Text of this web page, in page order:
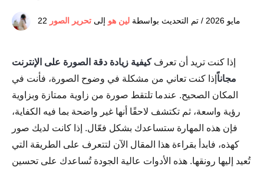
22 مايو 2026 / تم التحديث بواسطة لين هو إلى تحرير الصور
إذا كنت تريد أن تعرفكيفية زيادة دقة الصورة على الإنترنت
مجاناً إذا كنت تعاني من مشكلة في وضوح الصورة، فأنت في
المكان الصحيح. عندما تلتقط صورة من زاوية ممتازة وبزاوية
رؤية واسعة، ثم تكتشف لاحقًا أنها غير واضحة بما فيه الكفاية،
فإن هذه المهارة ستساعدك بشكل فعّال. إذا كانت لديك صور
كهذه، فابدأ بقراءة هذا المقال الآن لتتعرف على الطريقة التي
تُعيد إليها رونقها. هذه الأدوات عالية الجودة تُساعدك على تحسين